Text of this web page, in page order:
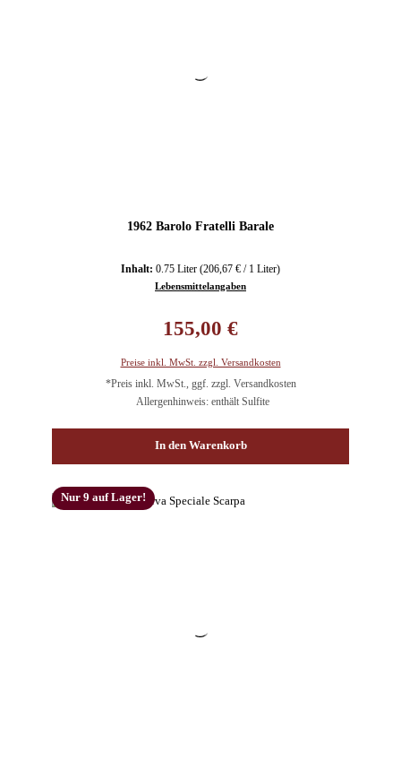
1962 Barolo Fratelli Barale
Inhalt: 0.75 Liter (206,67 € / 1 Liter)
Lebensmittelangaben
155,00 €
Preise inkl. MwSt. zzgl. Versandkosten
*Preis inkl. MwSt., ggf. zzgl. Versandkosten
Allergenhinweis: enthält Sulfite
In den Warenkorb
Nur 9 auf Lager!